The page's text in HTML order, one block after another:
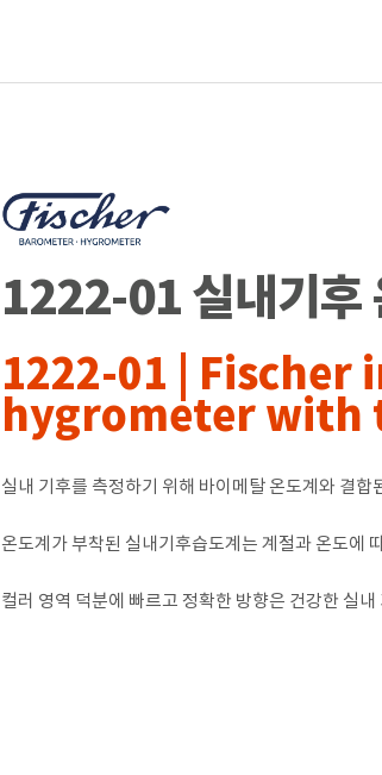
1222-01 실내기후
1222-01 |
hygrometer with
실내 기후를 측정하기 위해 바이메탈 온도계와 결
온도계가 부착된 실내기후습도계는 계절과 온도에
컬러 영역 덕분에 빠르고 정확한 방향은 건강한 실